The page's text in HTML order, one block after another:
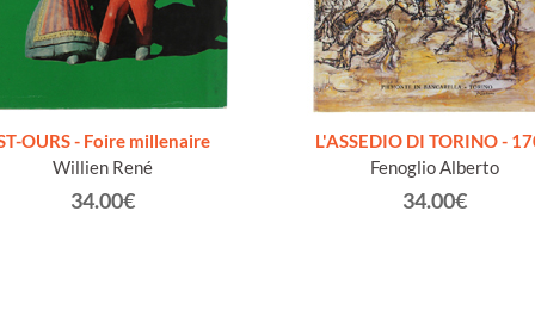
OURS - Foire millenaire
Willien René
34.00€
L'ASSEDIO DI TORINO -
Fenoglio Alberto
34.00€